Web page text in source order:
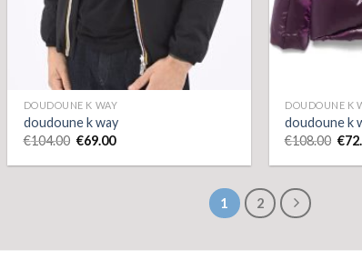
DOUDOUNE K WAY
doudoune k way
€104.00 €69.00
DOUDOUNE K
doudoune k
€108.00 €
1 2